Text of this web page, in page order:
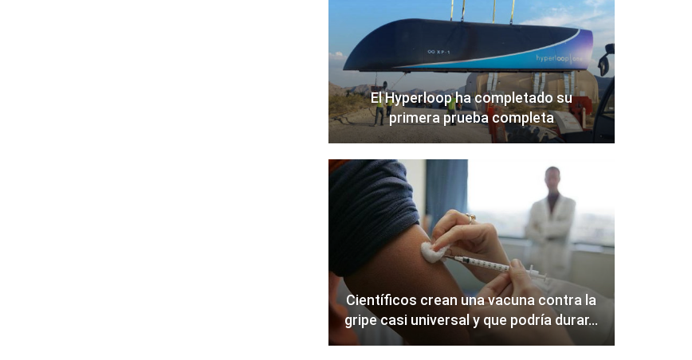
El Hyperloop ha completado su
primera prueba completa
Científicos crean una vacuna contra la
gripe casi universal y que podría durar…